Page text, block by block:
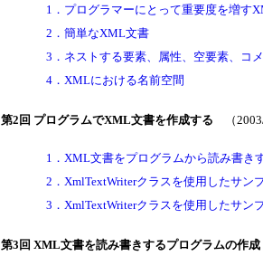
1．プログラマーにとって重要度を増す
2．簡単なXML文書
3．ネストする要素、属性、空要素、コ
4．XMLにおける名前空間
第2回 プログラムでXML文書を作成する （
1．XML文書をプログラムから読み書き
2．XmlTextWriterクラスを使用したサン
3．XmlTextWriterクラスを使用したサン
第3回 XML文書を読み書きするプログラムの作成